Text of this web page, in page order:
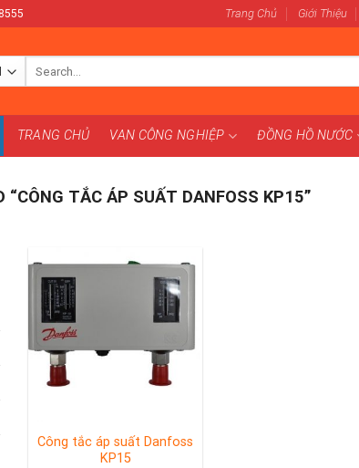
Trang Chủ Giới Thiệu
TRANG CHỦ VAN CÔNG NGHIỆP ĐỒNG HỒ NƯỚC
“CÔNG TẮC ÁP SUẤT DANFOSS KP15”
Công tắc áp suất Danfoss
KP15